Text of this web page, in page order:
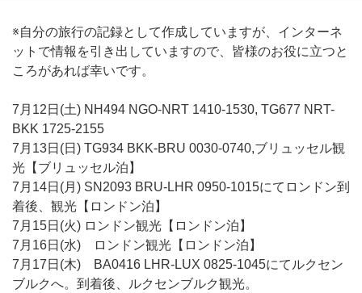
※自分の旅行の記録として作成していますが、インターネ
ットで情報を引き出していますので、皆様のお役に立つと
ころがあれば幸いです。
7月12日(土) NH494 NGO-NRT 1410-1530, TG677 NRT-
BKK 1725-2155
7月13日(日) TG934 BKK-BRU 0030-0740,ブリュッセル観
光【ブリュッセル泊】
7月14日(月) SN2093 BRU-LHR 0950-1015にてロンドン到
着後、観光【ロンドン泊】
7月15日(火) ロンドン観光【ロンドン泊】
7月16日(水) ロンドン観光【ロンドン泊】
7月17日(木) BA0416 LHR-LUX 0825-1045にてルクセン
ブルクへ。到着後、ルクセンブルク観光。